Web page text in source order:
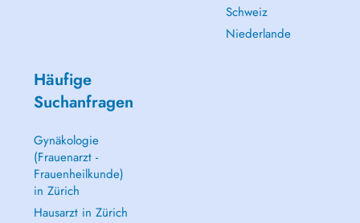
Schweiz
Niederlande
Häufige
Suchanfragen
Gynäkologie
(Frauenarzt -
Frauenheilkunde)
in Zürich
Hausarzt in Zürich